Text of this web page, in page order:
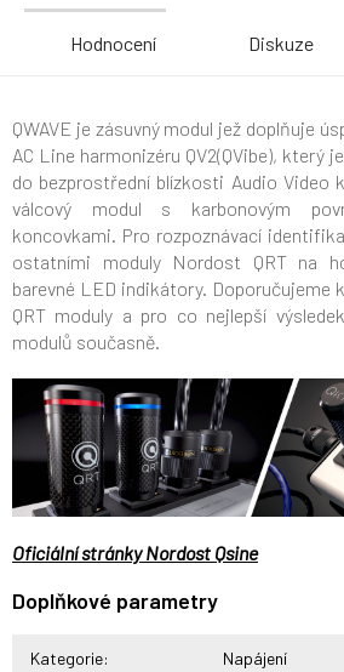
Hodnocení Diskuze
QWAVE je zásuvný modul jež doplňuje
AC Line harmonizéru QV2(QVibe), který je
do bezprostřední blízkosti Audio Video
válcový modul s karbonovým
koncovkami. Pro rozpoznávací
ostatními moduly Nordost QRT na
barevné LED indikátory.
QRT moduly a pro co nejlepší
modulů současně.
Oficiální stránky Nordost Qsine
Doplňkové parametry
Kategorie: Napájení